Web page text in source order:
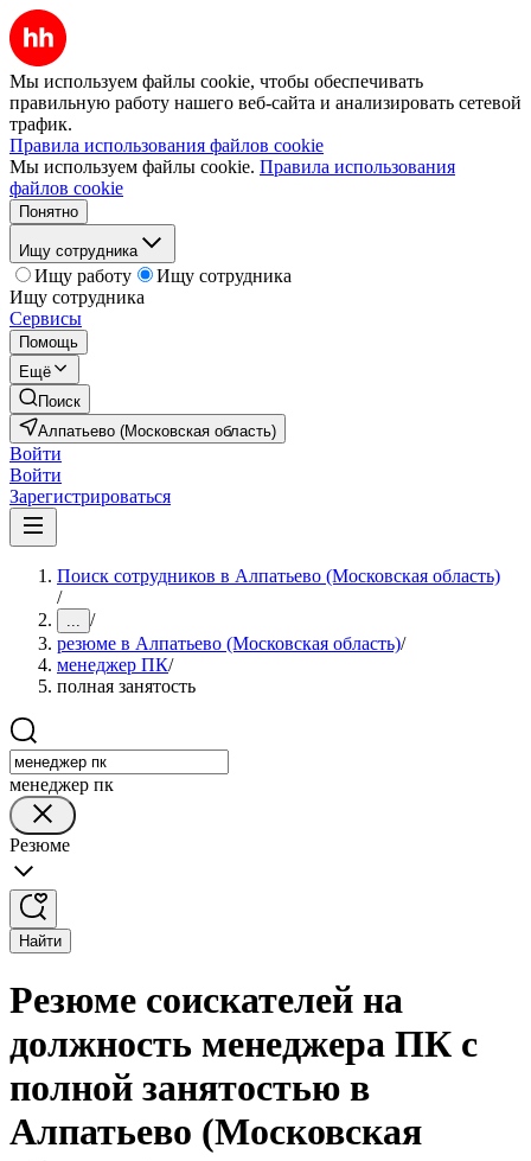
Мы используем файлы cookie, чтобы обеспечивать
правильную работу нашего веб-сайта и анализировать сетевой
трафик.
Правила использования файлов cookie
Мы используем файлы cookie. Правила использования
файлов cookie
Понятно
Ищу сотрудника
Ищу работу
Ищу сотрудника
Ищу сотрудника
Сервисы
Помощь
Ещё
Поиск
Алпатьево (Московская область)
Войти
Войти
Зарегистрироваться
Поиск сотрудников в Алпатьево (Московская область)
/
... /
резюме в Алпатьево (Московская область)/
менеджер ПК/
полная занятость
менеджер пк
Резюме
Найти
Резюме соискателей на
должность менеджера ПК с
полной занятостью в
Алпатьево (Московская